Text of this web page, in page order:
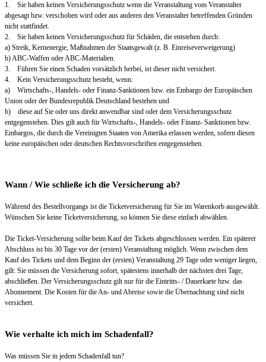
1. Sie haben keinen Versicherungsschutz wenn die Veranstaltung vom Veranstalter
abgesagt bzw. verschoben wird oder aus anderen den Veranstalter betreffenden Gründen
nicht stattfindet.
2. Sie haben keinen Versicherungsschutz für Schäden, die entstehen durch:
a) Streik, Kernenergie, Maßnahmen der Staatsgewalt (z. B. Einreiseverweigerung)
b) ABC-Waffen oder ABC-Materialien.
3. Führen Sie einen Schaden vorsätzlich herbei, ist dieser nicht versichert.
4. Kein Versicherungsschutz besteht, wenn:
a) Wirtschafts-, Handels- oder Finanz-Sanktionen bzw. ein Embargo der Europäischen
Union oder der Bundesrepublik Deutschland bestehen und
b) diese auf Sie oder uns direkt anwendbar sind oder dem Versicherungsschutz
entgegenstehen. Dies gilt auch für Wirtschafts-, Handels- oder Finanz- Sanktionen bzw.
Embargos, die durch die Vereinigten Staaten von Amerika erlassen werden, sofern diesen
keine europäischen oder deutschen Rechtsvorschriften entgegenstehen.
Wann / Wie schließe ich die Versicherung ab?
Während des Bestellvorgangs ist die Ticketversicherung für Sie im Warenkorb ausgewählt.
Wünschen Sie keine Ticketversicherung, so können Sie diese einfach abwählen.
Die Ticket-Versicherung sollte beim Kauf der Tickets abgeschlossen werden. Ein späterer
Abschluss ist bis 30 Tage vor der (ersten) Veranstaltung möglich. Wenn zwischen dem
Kauf des Tickets und dem Beginn der (ersten) Veranstaltung 29 Tage oder weniger liegen,
gilt: Sie müssen die Versicherung sofort, spätestens innerhalb der nächsten drei Tage,
abschließen. Der Versicherungsschutz gilt nur für die Eintritts- / Dauerkarte bzw. das
Abonnement. Die Kosten für die An- und Abreise sowie die Übernachtung sind nicht
versichert.
Wie verhalte ich mich im Schadenfall?
Was müssen Sie in jedem Schadenfall tun?